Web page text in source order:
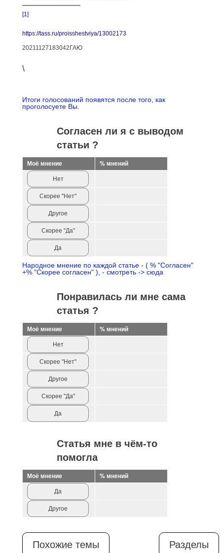
[1]
https://tass.ru/proisshestviya/13002173
20211127183042ГАЮ
\
Итоги голосований появятся после того, как
проголосуете Вы.
Согласен ли я с выводом
статьи ?
Моё мнение % мнений
Нет
Скорее "Нет"
Другое
Скорее "Да"
Да
Народное мнение по каждой статье - ( % "Согласен"
+% "Скорее согласен" ), - смотреть -> сюда
Понравилась ли мне сама
статья ?
Моё мнение % мнений
Нет
Скорее "Нет"
Другое
Скорее "Да"
Да
Статья мне в чём-то
помогла
Моё мнение % мнений
Да
Другое
Похожие темы Разделы